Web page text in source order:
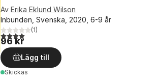
Av Erika Eklund Wilson
Inbunden, Svenska, 2020, 6-9 år
4,0utav 5 stjärnor. Totalt antal röster:
(1)
96 kr
Lägg till
Skickas